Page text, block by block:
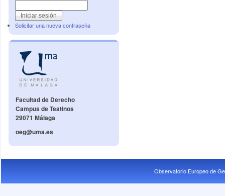
Solicitar una nueva contraseña
Facultad de Derecho
Campus de Teatinos
29071 Málaga
oeg@uma.es
Observatorio Europeo de